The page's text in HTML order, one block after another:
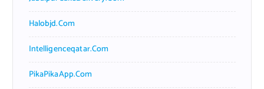
Halobjd.com
Intelligenceqatar.com
PikaPikaApp.com